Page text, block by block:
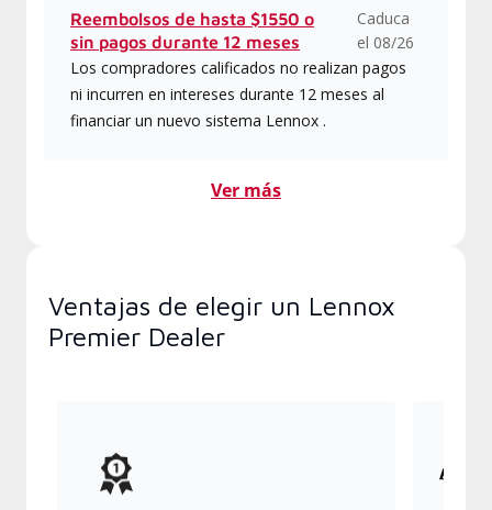
Reembolsos de hasta $1550 o
sin pagos durante 12 meses
Caduca
el 08/26
Los compradores calificados no realizan pagos
ni incurren en intereses durante 12 meses al
financiar un nuevo sistema Lennox .
Ver más
Ventajas de elegir un Lennox
Premier Dealer